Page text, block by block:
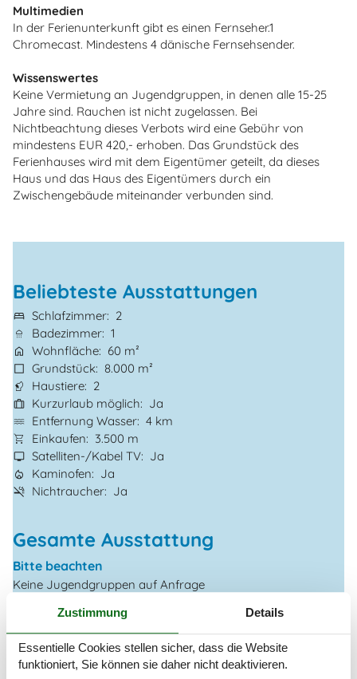
Multimedien
In der Ferienunterkunft gibt es einen Fernseher.1
Chromecast. Mindestens 4 dänische Fernsehsender.
Wissenswertes
Keine Vermietung an Jugendgruppen, in denen alle 15-25
Jahre sind. Rauchen ist nicht zugelassen. Bei
Nichtbeachtung dieses Verbots wird eine Gebühr von
mindestens EUR 420,- erhoben. Das Grundstück des
Ferienhauses wird mit dem Eigentümer geteilt, da dieses
Haus und das Haus des Eigentümers durch ein
Zwischengebäude miteinander verbunden sind.
Beliebteste Ausstattungen
Schlafzimmer
2
Badezimmer 1
Wohnfläche
60 m²
Grundstück 8.000 m²
Haustiere
2
Kurzurlaub möglich
Ja
Entfernung Wasser 4 km
Einkaufen
3.500 m
Satelliten-/Kabel TV
Ja
Kaminofen
Ja
Nichtraucher
Ja
Gesamte Ausstattung
Bitte beachten
Keine Jugendgruppen auf Anfrage
Draußen
Geschäft
Grill
Zustimmung Details
Essentielle Cookies stellen sicher, dass die Website
funktioniert, Sie können sie daher nicht deaktivieren.